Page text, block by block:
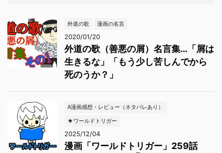
外道の歌 漫画の名言
2020/01/20
外道の歌（善悪の屑）名言集…「屑は
生きるな」「もう少し苦しんでから
死のうか？」
A漫画感想・レビュー（ネタバレあり）
★ワールドトリガー
2025/12/04
漫画「ワールドトリガー」259話